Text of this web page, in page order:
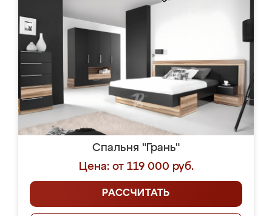
Спальня "Грань"
Цена: от 119 000 руб.
РАССЧИТАТЬ